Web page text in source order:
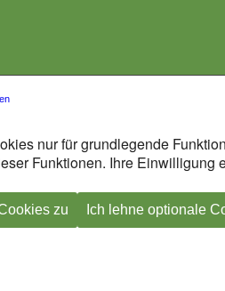
nur für grundlegende
Funktionen. Ihre
zu Ich lehne optionale